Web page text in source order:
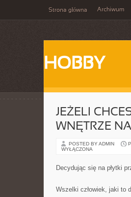
Strona główna Archiwum
HOBBY
JEŻELI
WNĘTRZE
POSTED BY ADMIN
WYŁĄCZONA
Decydując się na płytki
Wszelki człowiek, jaki to